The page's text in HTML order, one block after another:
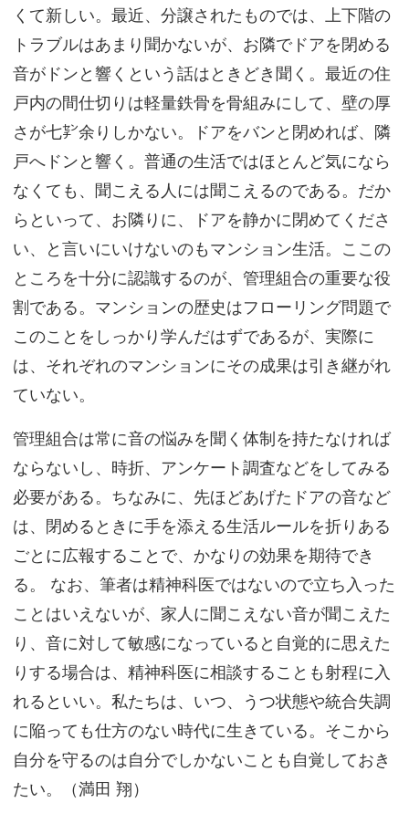
くて新しい。最近、分譲されたものでは、上下階の
トラブルはあまり聞かないが、お隣でドアを閉める
音がドンと響くという話はときどき聞く。最近の住
戸内の間仕切りは軽量鉄骨を骨組みにして、壁の厚
さが七㌢余りしかない。ドアをバンと閉めれば、隣
戸へドンと響く。普通の生活ではほとんど気になら
なくても、聞こえる人には聞こえるのである。だか
らといって、お隣りに、ドアを静かに閉めてくださ
い、と言いにいけないのもマンション生活。ここの
ところを十分に認識するのが、管理組合の重要な役
割である。マンションの歴史はフローリング問題で
このことをしっかり学んだはずであるが、実際に
は、それぞれのマンションにその成果は引き継がれ
ていない。
管理組合は常に音の悩みを聞く体制を持たなければ
ならないし、時折、アンケート調査などをしてみる
必要がある。ちなみに、先ほどあげたドアの音など
は、閉めるときに手を添える生活ルールを折りある
ごとに広報することで、かなりの効果を期待でき
る。 なお、筆者は精神科医ではないので立ち入った
ことはいえないが、家人に聞こえない音が聞こえた
り、音に対して敏感になっていると自覚的に思えた
りする場合は、精神科医に相談することも射程に入
れるといい。私たちは、いつ、うつ状態や統合失調
に陥っても仕方のない時代に生きている。そこから
自分を守るのは自分でしかないことも自覚しておき
たい。（満田 翔）